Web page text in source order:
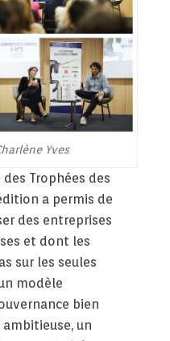
Yves
Trophées des
a permis de
des entreprises
et dont les
sur les seules
modèle
bien
ambitieuse, un